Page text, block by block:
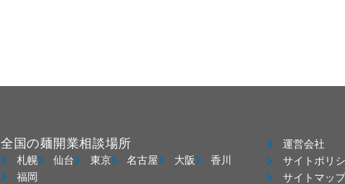
全国の麺開業相談場所
札幌 仙台 東京 名古屋 大阪
香川
福岡
運営会社
サイトポリ
サイトマップ